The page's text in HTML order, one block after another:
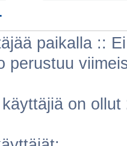
paikalla ::
perustuu
on ollut